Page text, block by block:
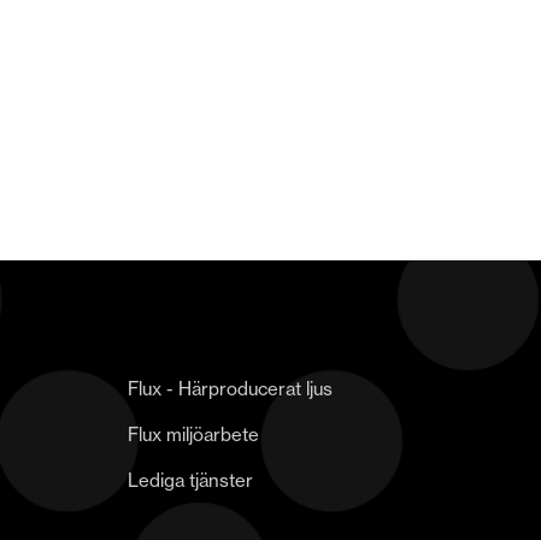
Flux - Härproducerat ljus
Flux miljöarbete
Lediga tjänster